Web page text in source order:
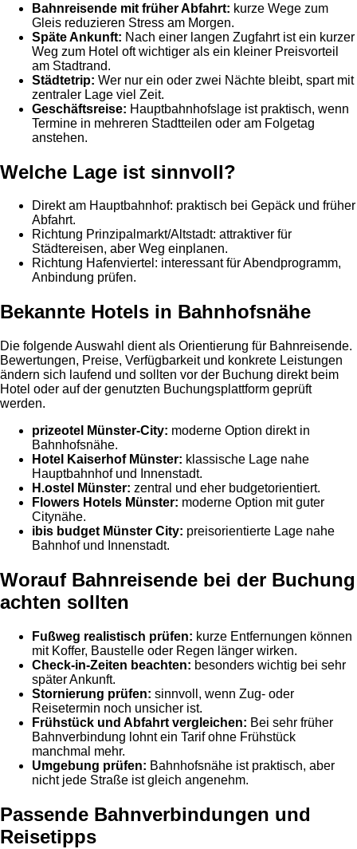
Bahnreisende mit früher Abfahrt: kurze Wege zum
Gleis reduzieren Stress am Morgen.
Späte Ankunft: Nach einer langen Zugfahrt ist ein kurzer
Weg zum Hotel oft wichtiger als ein kleiner Preisvorteil
am Stadtrand.
Städtetrip: Wer nur ein oder zwei Nächte bleibt, spart mit
zentraler Lage viel Zeit.
Geschäftsreise: Hauptbahnhofslage ist praktisch, wenn
Termine in mehreren Stadtteilen oder am Folgetag
anstehen.
Welche Lage ist sinnvoll?
Direkt am Hauptbahnhof: praktisch bei Gepäck und früher
Abfahrt.
Richtung Prinzipalmarkt/Altstadt: attraktiver für
Städtereisen, aber Weg einplanen.
Richtung Hafenviertel: interessant für Abendprogramm,
Anbindung prüfen.
Bekannte Hotels in Bahnhofsnähe
Die folgende Auswahl dient als Orientierung für Bahnreisende.
Bewertungen, Preise, Verfügbarkeit und konkrete Leistungen
ändern sich laufend und sollten vor der Buchung direkt beim
Hotel oder auf der genutzten Buchungsplattform geprüft
werden.
prizeotel Münster-City: moderne Option direkt in
Bahnhofsnähe.
Hotel Kaiserhof Münster: klassische Lage nahe
Hauptbahnhof und Innenstadt.
H.ostel Münster: zentral und eher budgetorientiert.
Flowers Hotels Münster: moderne Option mit guter
Citynähe.
ibis budget Münster City: preisorientierte Lage nahe
Bahnhof und Innenstadt.
Worauf Bahnreisende bei der Buchung
achten sollten
Fußweg realistisch prüfen: kurze Entfernungen können
mit Koffer, Baustelle oder Regen länger wirken.
Check-in-Zeiten beachten: besonders wichtig bei sehr
später Ankunft.
Stornierung prüfen: sinnvoll, wenn Zug- oder
Reisetermin noch unsicher ist.
Frühstück und Abfahrt vergleichen: Bei sehr früher
Bahnverbindung lohnt ein Tarif ohne Frühstück
manchmal mehr.
Umgebung prüfen: Bahnhofsnähe ist praktisch, aber
nicht jede Straße ist gleich angenehm.
Passende Bahnverbindungen und
Reisetipps